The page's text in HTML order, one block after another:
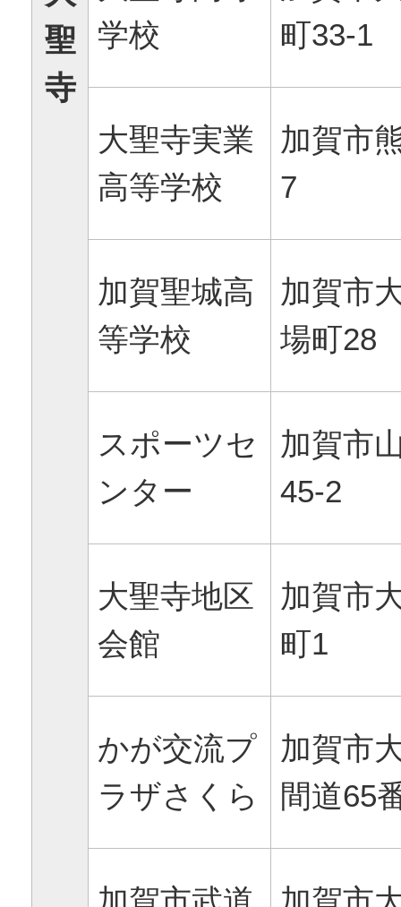
聖
寺
学校
町33-1
大聖寺実業
高等学校
加賀市
7
加賀聖城高
等学校
加賀市
場町28
スポーツセ
ンター
加賀市
45-2
大聖寺地区
会館
加賀市
町1
かが交流プ
ラザさくら
加賀市
間道65